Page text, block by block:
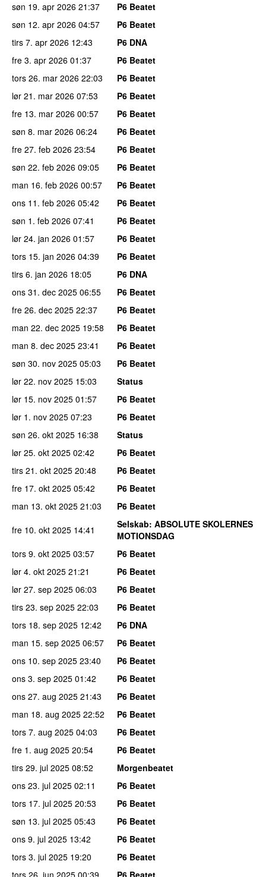
søn 19. apr 2026 21:37
P6 Beatet
søn 12. apr 2026 04:57
P6 Beatet
tirs 7. apr 2026 12:43
P6 DNA
fre 3. apr 2026 01:37
P6 Beatet
tors 26. mar 2026 22:03
P6 Beatet
lør 21. mar 2026 07:53
P6 Beatet
fre 13. mar 2026 00:57
P6 Beatet
søn 8. mar 2026 06:24
P6 Beatet
fre 27. feb 2026 23:54
P6 Beatet
søn 22. feb 2026 09:05
P6 Beatet
man 16. feb 2026 00:57
P6 Beatet
ons 11. feb 2026 05:42
P6 Beatet
søn 1. feb 2026 07:41
P6 Beatet
lør 24. jan 2026 01:57
P6 Beatet
tors 15. jan 2026 04:39
P6 Beatet
tirs 6. jan 2026 18:05
P6 DNA
ons 31. dec 2025 06:55
P6 Beatet
fre 26. dec 2025 22:37
P6 Beatet
man 22. dec 2025 19:58
P6 Beatet
man 8. dec 2025 23:41
P6 Beatet
søn 30. nov 2025 05:03
P6 Beatet
lør 22. nov 2025 15:03
Status
lør 15. nov 2025 01:57
P6 Beatet
lør 1. nov 2025 07:23
P6 Beatet
søn 26. okt 2025 16:38
Status
lør 25. okt 2025 02:42
P6 Beatet
tirs 21. okt 2025 20:48
P6 Beatet
fre 17. okt 2025 05:42
P6 Beatet
man 13. okt 2025 21:03
P6 Beatet
fre 10. okt 2025 14:41 Selskab: ABSOLUTE SKOLERNES
MOTIONSDAG
tors 9. okt 2025 03:57
P6 Beatet
lør 4. okt 2025 21:21
P6 Beatet
lør 27. sep 2025 06:03
P6 Beatet
tirs 23. sep 2025 22:03
P6 Beatet
tors 18. sep 2025 12:42
P6 DNA
man 15. sep 2025 06:57
P6 Beatet
ons 10. sep 2025 23:40
P6 Beatet
ons 3. sep 2025 01:42
P6 Beatet
ons 27. aug 2025 21:43
P6 Beatet
man 18. aug 2025 22:52
P6 Beatet
tors 7. aug 2025 04:03
P6 Beatet
fre 1. aug 2025 20:54
P6 Beatet
tirs 29. jul 2025 08:52
Morgenbeatet
ons 23. jul 2025 02:11
P6 Beatet
tors 17. jul 2025 20:53
P6 Beatet
søn 13. jul 2025 05:43
P6 Beatet
ons 9. jul 2025 13:42
P6 Beatet
tors 3. jul 2025 19:20
P6 Beatet